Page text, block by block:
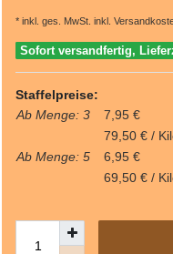
* inkl. ges. MwSt. inkl.
Sofort versandfertig,
Staffelpreise:
Ab Menge: 3
7,95 €
79,50 € /
Ab Menge: 5
6,95 €
69,50 € /